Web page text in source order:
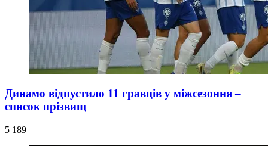
Динамо відпустило 11 гравців у міжсезоння –
список прізвищ
5 189